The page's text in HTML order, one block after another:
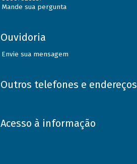
Mande sua pergunta
Ouvidoria
Envie sua mensagem
Outros telefones e endereços
Acesso à informação